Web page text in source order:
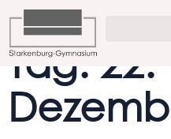
Tag:22.